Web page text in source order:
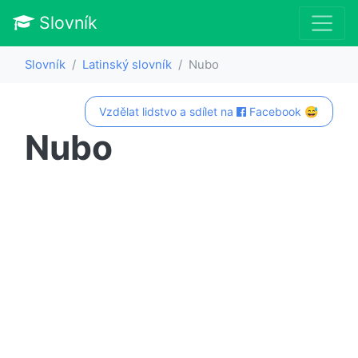
Slovník
Slovník Latinský slovník Nubo
Vzdělat lidstvo a sdílet na Facebook 😅
Nubo